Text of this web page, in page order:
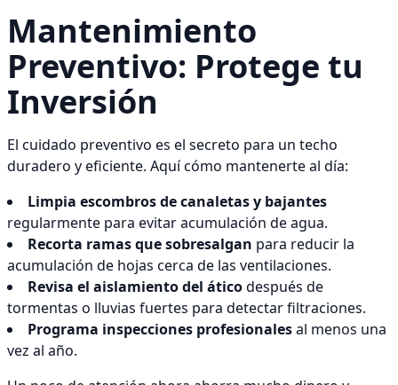
Mantenimiento
Preventivo: Protege tu
Inversión
El cuidado preventivo es el secreto para un techo
duradero y eficiente. Aquí cómo mantenerte al día:
Limpia escombros de canaletas y bajantes
regularmente para evitar acumulación de agua.
Recorta ramas que sobresalgan para reducir la
acumulación de hojas cerca de las ventilaciones.
Revisa el aislamiento del áticodespués de
tormentas o lluvias fuertes para detectar filtraciones.
Programa inspecciones profesionalesal menos una
vez al año.